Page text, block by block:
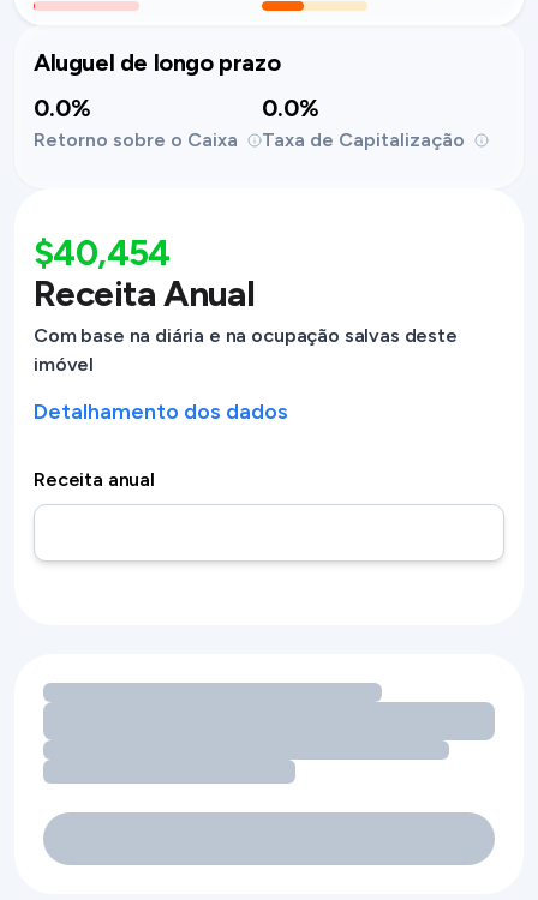
Aluguel de longo prazo
0.0%
Retorno sobre o Caixa
0.0%
Taxa de Capitalização
Receita anual
$40,454
Receita Anual
Com base na diária e na ocupação salvas deste
imóvel
Detalhamento dos dados
Carregando oportunidades de receita por comodidades